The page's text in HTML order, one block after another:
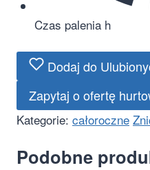
Czas paleniah
Dodaj do
Zapytaj o ofertę
Kategorie: całoroczne
Podobne